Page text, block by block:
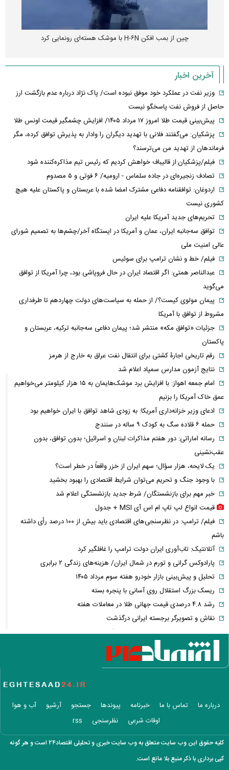
چین از بمب افکن H-۶N با موشک هسته‌ای رونمایی کرد
آخرین اخبار
وزیر نفت در عملکرد خود موفق نبوده است/ پاک نژاد درباره عدم بازگشت ارز
حاصل از فروش نفت پاسخگو نیست
پیش‌بینی قیمت طلا امروز ۱۷ مرداد ۱۴۰۵/ افزایش چشمگیر قیمت اونس طلا
پزشکیان: می‌گفتند فلانی با تهدید دیگران را وادار به پذیرش توافق کرده، مگر
فرماندهان از تهدید من می‌ترسند؟
فیلم/پزشکیان:از قالیباف خواهش کردیم که رئیس تیم مذاکره‌کننده شود
تصادف زنجیره‌ای در جاده سلماس - ارومیه/ ۶ فوتی و ۵ مصدوم
اردوغان: توافقنامه دفاعی مشترک امضا شده با عربستان و پاکستان علیه هیچ
کشوری نیست
تحریم‌های جدید آمریکا علیه ایران
توافق سه‌جانبه ایران، عمان و آمریکا در ایستگاه آخر/چشم‌ها به تصمیم شورای
عالی امنیت ملی
فیلم/ خط و نشان ترامپ برای سوئیس
عبدالناصر همتی: اگر اقتصاد ایران در حال فروپاشی بود، چرا آمریکا از توافق
می‌گوید
پیمان مولوی کیست؟/ از حمله به سیاست‌های دولت چهاردهم تا طرفداری
مشروط از توافق با آمریکا
جزئیات «توافق مکه» منتشر شد؛ پیمان دفاعی سه‌جانبه ترکیه، عربستان و
پاکستان
رقم تاریخی اجارۀ کشتی برای انتقال نفت عراق به خارج از هرمز
نتایج آزمون مدارس سمپاد اعلام شد
امام‌ جمعه اهواز: با افزایش برد موشک‌هایمان به ۱۵ هزار کیلومتر می‌خواهیم
عمق خاک آمریکا را بزنیم
ادعای وزیر خزانه‌داری آمریکا: به زودی شاهد توافق با ایران خواهیم بود
حمله ۶ قلاده سگ به کودک ۹ ساله در سنندج
رسانه اماراتی: دور هفتم مذاکرات لبنان و اسرائیل؛ بدون توافق، بدون
عقب‌نشینی
یک لایحه، هزار سؤال؛ سهم ایران از خزر واقعاً در خطر است؟
با وجود جنگ و تحریم می‌توان شرایط اقتصادی را بهبود بخشید
خبر مهم برای بازنشستگان/ شرط جدید بازنشستگی اعلام شد
قیمت انواع لپ تاپ ام اس آی MSI + جدول
فیلم/ ترامپ: در نظرسنجی‌های اقتصادی باید بیش از ۱۰۰ درصد رأی داشته
باشم
آتلانتیک: تاب‌آوری ایران دولت ترامپ را غافلگیر کرد
پارادوکس گرانی و تورم در شمال ایران/ هزینه‌های زندگی ۲ برابری
تحلیل و پیش‌بینی بازار خودرو هفته سوم مرداد ۱۴۰۵
ریسک بزرگ استقلال روی آسانی با پنجره بسته
رشد ۴.۸ درصدی قیمت جهانی طلا در معاملات هفته
نقاش و تصویرگر برجسته ایرانی درگذشت
معاون عراقچی: در هیچ دوره‌ای هماهنگی بین میدان و دیپلماسی را مانند
حال حاضر نداشتیم
وزارت دفاع چین: به نوسازی ارتش در بالاترین سطح ادامه خواهیم داد
وزارت خارجه پاکستان: پیمان دفاعی با ریاض و آنکارا برای تقویت امنیت
بازار ارزهای دیجیتال در نوسان/ بیت‌کوین ۶۴ هزار دلاری و هشدار درباره
کلاهبرداری رمزارزی
درباره ما تماس با ما خبرنامه پیوندها جستجو آرشیو
آب و هوا
اوقات شرعی
نظرسنجی rss
کلیه حقوق این وب سایت متعلق به وب سایت خبری و تحلیلی اقتصاد۲۴ است و هر گونه
کپی برداری با ذکر منبع بلا مانع است.